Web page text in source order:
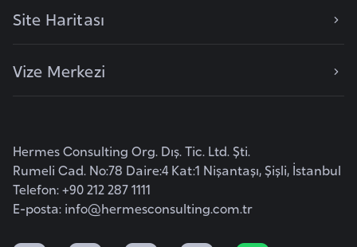
Site Haritası
Vize Merkezi
Hermes Consulting Org. Dış. Tic. Ltd. Şti.
Rumeli Cad. No:78 Daire:4 Kat:1 Nişantaşı, Şişli, İstanbul
Telefon: +90 212 287 1111
E-posta: info@hermesconsulting.com.tr
g
a
i
n
E